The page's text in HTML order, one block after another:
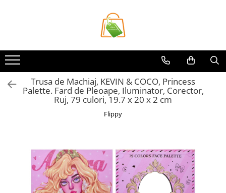
Casa si Bricolaj
Accesorii Birou si Consumabile
Articole pentru Animale
Articole pentru baie
Forme cuburi de gheata
Genti Termoizolante Mancare
Organizatoare si Depozitare
Trusa de Machiaj, KEVIN & COCO, Princess
Palette. Fard de Pleoape, Iluminator, Corector,
Ruj, 79 culori, 19.7 x 20 x 2 cm
Flippy